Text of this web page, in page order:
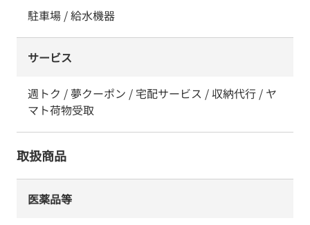
駐車場 / 給水機器
サービス
週トク / 夢クーポン / 宅配サービス / 収納代行 / ヤ
マト荷物受取
取扱商品
医薬品等